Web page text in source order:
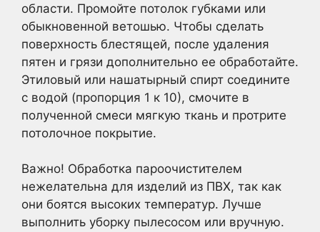
области. Промойте потолок губками или
обыкновенной ветошью. Чтобы сделать
поверхность блестящей, после удаления
пятен и грязи дополнительно ее обработайте.
Этиловый или нашатырный спирт соедините
с водой (пропорция 1 к 10), смочите в
полученной смеси мягкую ткань и протрите
потолочное покрытие.
Важно! Обработка пароочистителем
нежелательна для изделий из ПВХ, так как
они боятся высоких температур. Лучше
выполнить уборку пылесосом или вручную.